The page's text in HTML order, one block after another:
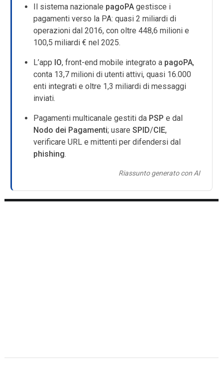
Il sistema nazionale pagoPA gestisce i
pagamenti verso la PA: quasi 2 miliardi di
operazioni dal 2016, con oltre 448,6 milioni e
100,5 miliardi € nel 2025.
L’app IO, front-end mobile integrato a pagoPA,
conta 13,7 milioni di utenti attivi, quasi 16.000
enti integrati e oltre 1,3 miliardi di messaggi
inviati.
Pagamenti multicanale gestiti da PSP e dal
Nodo dei Pagamenti; usareSPID/CIE,
verificare URL e mittenti per difendersi dal
phishing.
Riassunto generato con AI